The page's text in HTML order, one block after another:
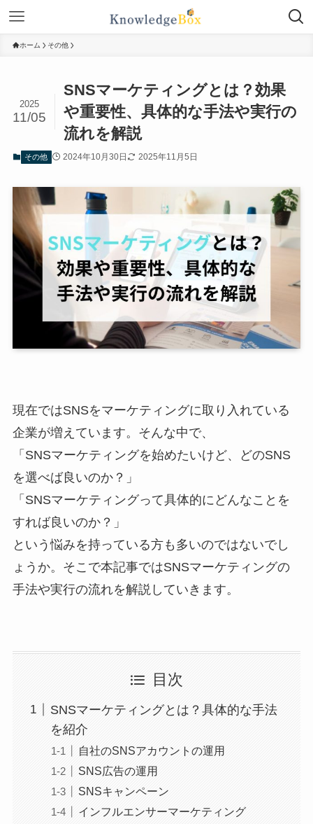
ホーム その他
SNSマーケティングとは？効果
や重要性、具体的な手法や実行の
流れを解説
2025
11/05
その他 2024年10月30日 2025年11月5日
現在ではSNSをマーケティングに取り入れている
企業が増えています。そんな中で、
「SNSマーケティングを始めたいけど、どのSNS
を選べば良いのか？」
「SNSマーケティングって具体的にどんなことを
すれば良いのか？」
という悩みを持っている方も多いのではないでし
ょうか。そこで本記事ではSNSマーケティングの
手法や実行の流れを解説していきます。
目次
SNSマーケティングとは？具体的な手法
を紹介
自社のSNSアカウントの運用
SNS広告の運用
SNSキャンペーン
インフルエンサーマーケティング